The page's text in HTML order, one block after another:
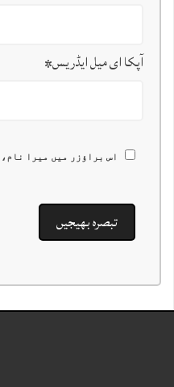
آپکا ای میل ایڈریس*
اس براؤزر میں میرا